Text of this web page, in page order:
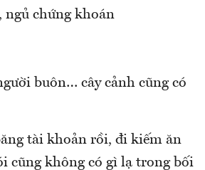
ngủ chứng khoán
buôn… cây cảnh cũng có
tài khoản rồi, đi kiếm ăn
cũng không có gì lạ trong bối